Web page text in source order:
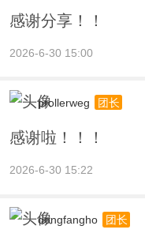
感谢分享！！
2026-6-30 15:00
prollerweg 团长
感谢啦！！！
2026-6-30 15:22
dongfangho 团长